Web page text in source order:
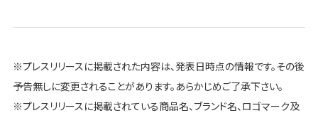
※プレスリリースに掲載された内容は、発表日時点の情報です。その後
予告無しに変更されることがあります。あらかじめご了承下さい。
※プレスリリースに掲載されている商品名、ブランド名、ロゴマーク及